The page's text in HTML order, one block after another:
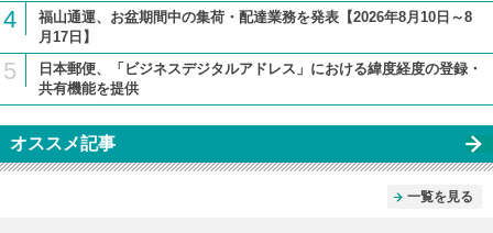
4
福山通運、お盆期間中の集荷・配達業務を発表【2026年8月10日～8
月17日】
5
日本郵便、「ビジネスデジタルアドレス」における緯度経度の登録・
共有機能を提供
オススメ記事
一覧を見る